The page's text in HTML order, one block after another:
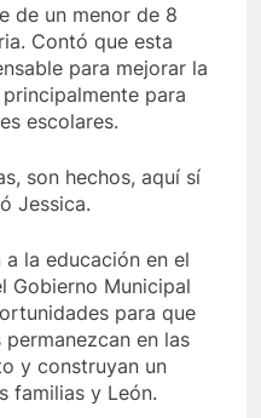
de un menor de 8
Contó que esta
para mejorar la
para
escolares.
son hechos, aquí sí
Jessica.
la educación en el
Gobierno Municipal
para que
en las
y construyan un
familias y León.